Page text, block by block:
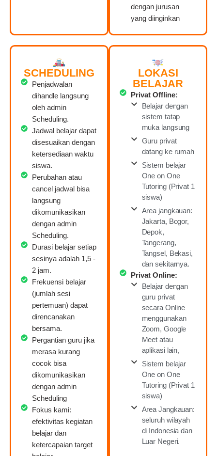
dengan jurusan
yang diinginkan
SCHEDULING
Penjadwalan
dihandle langsung
oleh admin
Scheduling.
Jadwal belajar dapat
disesuaikan dengan
ketersediaan waktu
siswa.
Perubahan atau
cancel jadwal bisa
langsung
dikomunikasikan
dengan admin
Scheduling.
Durasi belajar setiap
sesinya adalah 1,5 -
2 jam.
Frekuensi belajar
(jumlah sesi
pertemuan) dapat
direncanakan
bersama.
Pergantian guru jika
merasa kurang
cocok bisa
dikomunikasikan
dengan admin
Scheduling
Fokus kami:
efektivitas kegiatan
belajar dan
ketercapaian target
LOKASI
BELAJAR
Privat Offline:
Belajar dengan
sistem tatap
muka langsung
Guru privat
datang ke rumah
Sistem belajar
One on One
Tutoring (Privat 1
siswa)
Area jangkauan:
Jakarta, Bogor,
Depok,
Tangerang,
Tangsel, Bekasi,
dan sekitarnya.
Privat Online:
Belajar dengan
guru privat
secara Online
menggunakan
Zoom, Google
Meet atau
aplikasi lain,
Sistem belajar
One on One
Tutoring (Privat 1
siswa)
Area Jangkauan:
seluruh wilayah
di Indonesia dan
Luar Negeri.